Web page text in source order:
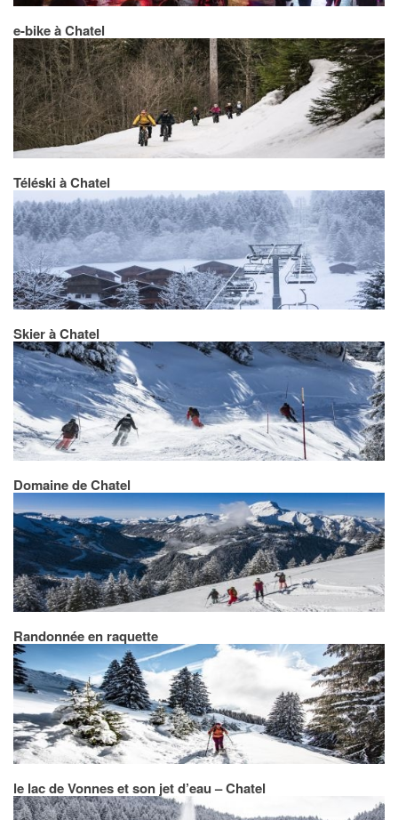
e-bike à Chatel
Téléski à Chatel
Skier à Chatel
Domaine de Chatel
Randonnée en raquette
le lac de Vonnes et son jet d’eau – Chatel